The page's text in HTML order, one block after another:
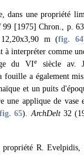
dans une propriété
99 [1975] Chron., p.
m (fig. 64
à interpréter comme
du VIe
siècle av.
fouille a également
et un puits
une applique de vase
fig. 65). ArchDelt 32
R. Evelpidis,